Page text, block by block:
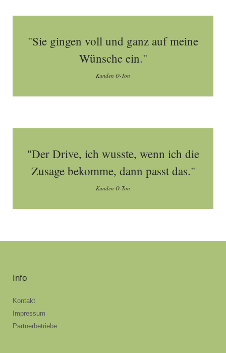
"Sie gingen voll und ganz auf meine
Wünsche ein."
Kunden O-Ton
"Der Drive, ich wusste, wenn ich die
Zusage bekomme, dann passt das."
Kunden O-Ton
Info
Kontakt
Impressum
Partnerbetriebe